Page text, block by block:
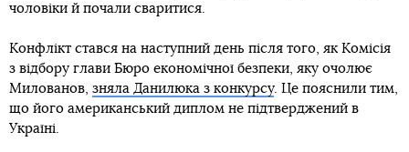
чоловіки й почали сваритися.
Конфлікт стався на наступний день після того, як Комісія
з відбору глави Бюро економічної безпеки, яку очолює
Милованов, зняла Данилюка з конкурсу. Це пояснили тим,
що його американський диплом не підтверджений в
Україні.